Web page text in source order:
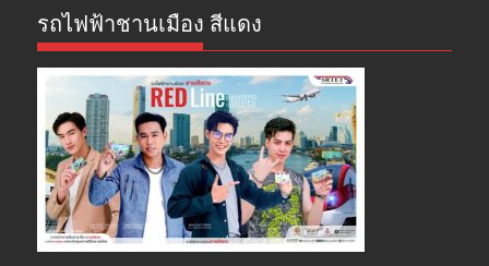
รถไฟฟ้าชานเมือง สีแดง